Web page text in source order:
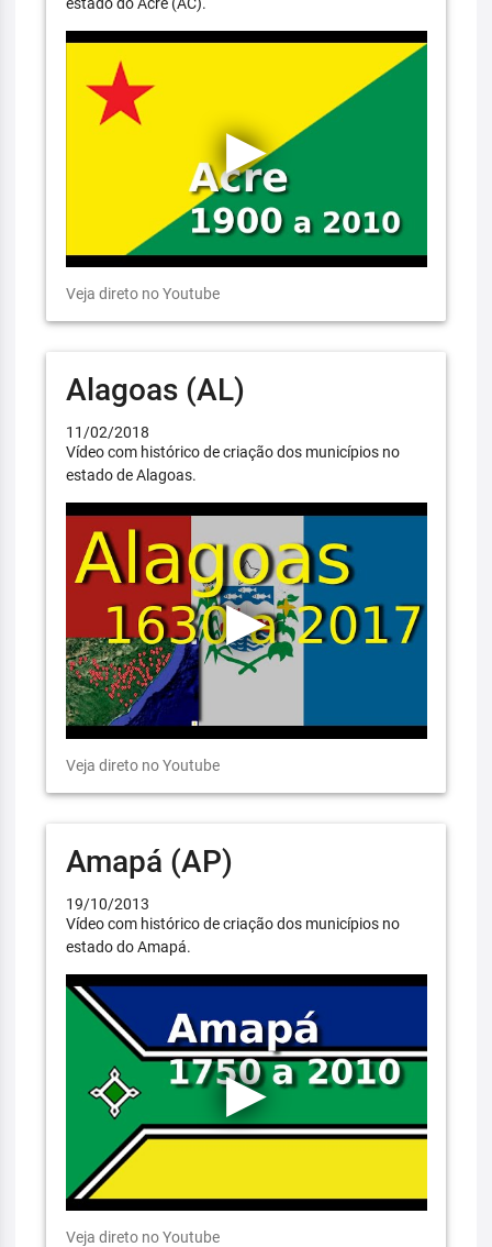
Veja direto no Youtube
Alagoas (AL)
11/02/2018
Vídeo com histórico de criação dos municípios no
estado de Alagoas.
Veja direto no Youtube
Amapá (AP)
19/10/2013
Vídeo com histórico de criação dos municípios no
estado do Amapá.
Veja direto no Youtube